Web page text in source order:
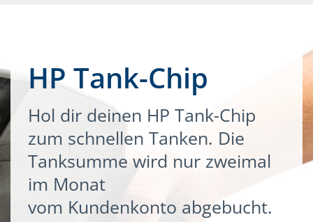
HP Tank-Chip
Hol dir deinen HP Tank-Chip
zum schnellen Tanken. Die
Tanksumme wird nur zweimal
im Monat
vom Kundenkonto abgebucht.